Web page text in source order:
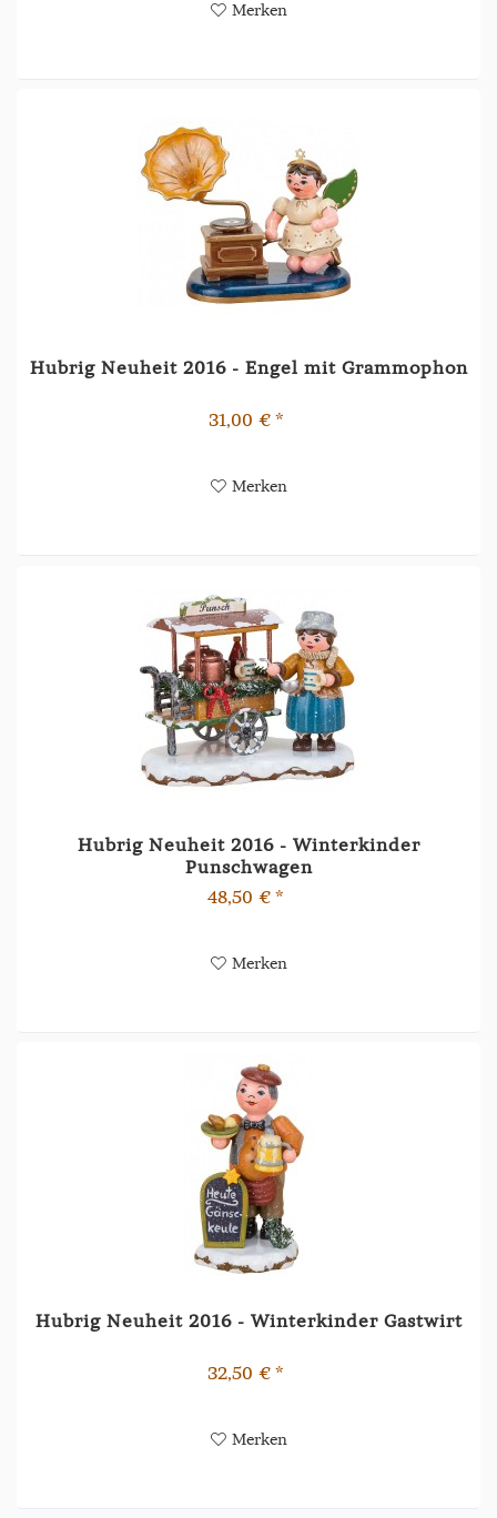
Merken
Hubrig Neuheit 2016 - Engel mit Grammophon
31,00 € *
Merken
Hubrig Neuheit 2016 - Winterkinder
Punschwagen
48,50 € *
Merken
Hubrig Neuheit 2016 - Winterkinder Gastwirt
32,50 € *
Merken